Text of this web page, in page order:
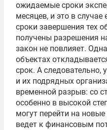
ожидаемые сроки
месяцев, и это в
сроки завершения тех
получены разрешения
закон не повлияет.
объектах
срок. А следовательно,
и их подрядных
временной разрыв: со
особенно в высокой
могут перейти на
ведет к финансовым